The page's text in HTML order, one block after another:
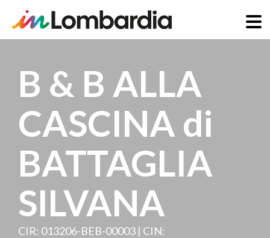
contenuto
principale
B & B ALLA
CASCINA di
BATTAGLIA
SILVANA
CIR: 013206-BEB-00003 | CIN: